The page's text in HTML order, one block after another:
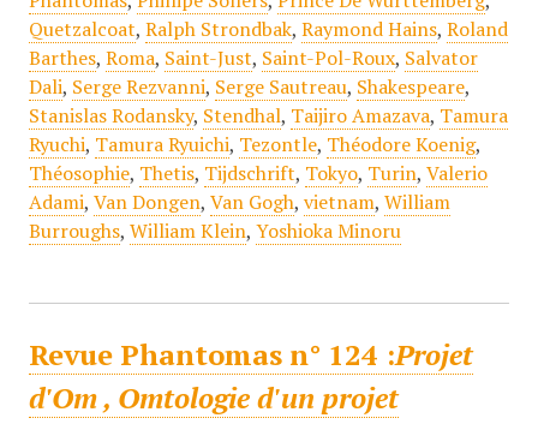
Quetzalcoat, Ralph Strondbak, Raymond Hains, Roland
Barthes, Roma, Saint-Just, Saint-Pol-Roux, Salvator
Dali, Serge Rezvanni, Serge Sautreau, Shakespeare,
Stanislas Rodansky, Stendhal, Taijiro Amazava, Tamura
Ryuchi, Tamura Ryuichi, Tezontle, Théodore Koenig,
Théosophie, Thetis, Tijdschrift, Tokyo, Turin, Valerio
Adami, Van Dongen, Van Gogh, vietnam, William
Burroughs, William Klein, Yoshioka Minoru
Revue Phantomas n° 124 :Projet
d'Om , Omtologie d'un projet